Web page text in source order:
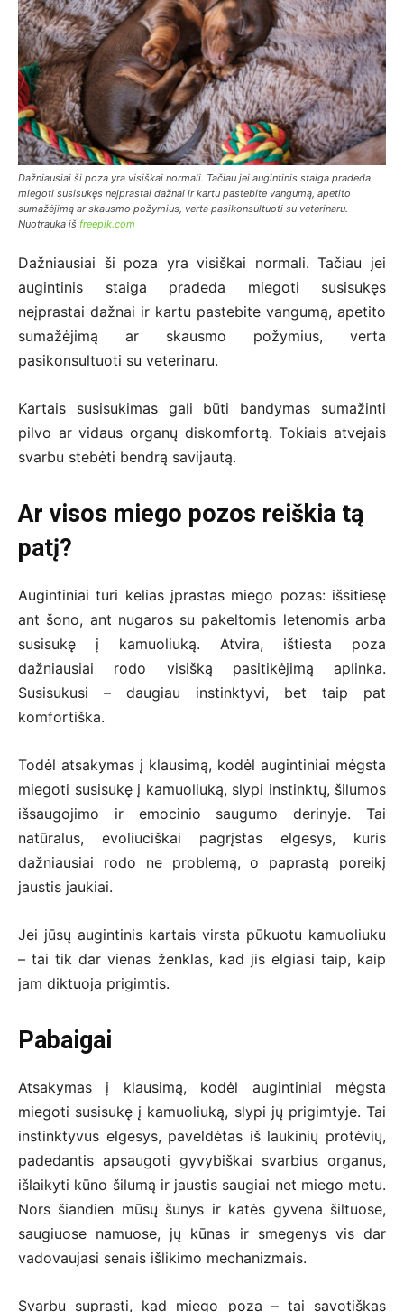
Dažniausiai ši poza yra visiškai normali. Tačiau jei augintinis staiga pradeda
miegoti susisukęs neįprastai dažnai ir kartu pastebite vangumą, apetito
sumažėjimą ar skausmo požymius, verta pasikonsultuoti su veterinaru.
Nuotrauka iš freepik.com
Dažniausiai ši poza yra visiškai normali. Tačiau jei
augintinis staiga pradeda miegoti susisukęs
neįprastai dažnai ir kartu pastebite vangumą, apetito
sumažėjimą ar skausmo požymius, verta
pasikonsultuoti su veterinaru.
Kartais susisukimas gali būti bandymas sumažinti
pilvo ar vidaus organų diskomfortą. Tokiais atvejais
svarbu stebėti bendrą savijautą.
Ar visos miego pozos reiškia tą
patį?
Augintiniai turi kelias įprastas miego pozas: išsitiesę
ant šono, ant nugaros su pakeltomis letenomis arba
susisukę į kamuoliuką. Atvira, ištiesta poza
dažniausiai rodo visišką pasitikėjimą aplinka.
Susisukusi – daugiau instinktyvi, bet taip pat
komfortiška.
Todėl atsakymas į klausimą, kodėl augintiniai mėgsta
miegoti susisukę į kamuoliuką, slypi instinktų, šilumos
išsaugojimo ir emocinio saugumo derinyje. Tai
natūralus, evoliuciškai pagrįstas elgesys, kuris
dažniausiai rodo ne problemą, o paprastą poreikį
jaustis jaukiai.
Jei jūsų augintinis kartais virsta pūkuotu kamuoliuku
– tai tik dar vienas ženklas, kad jis elgiasi taip, kaip
jam diktuoja prigimtis.
Pabaigai
Atsakymas į klausimą, kodėl augintiniai mėgsta
miegoti susisukę į kamuoliuką, slypi jų prigimtyje. Tai
instinktyvus elgesys, paveldėtas iš laukinių protėvių,
padedantis apsaugoti gyvybiškai svarbius organus,
išlaikyti kūno šilumą ir jaustis saugiai net miego metu.
Nors šiandien mūsų šunys ir katės gyvena šiltuose,
saugiuose namuose, jų kūnas ir smegenys vis dar
vadovaujasi senais išlikimo mechanizmais.
Svarbu suprasti, kad miego poza – tai savotiškas